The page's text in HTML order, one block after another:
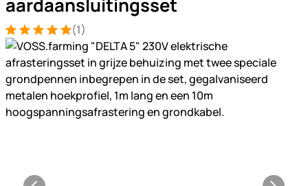
aardaansluitingsset
Beoordeling: 5 van 5 (1 beoordelingen)
1 Bewertung (1)
Productgalerij